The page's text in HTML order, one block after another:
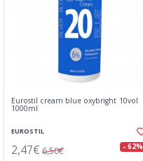
Eurostil cream blue oxybright 10vol
1000ml
EUROSTIL
2,47€ 6,50€ - 62%